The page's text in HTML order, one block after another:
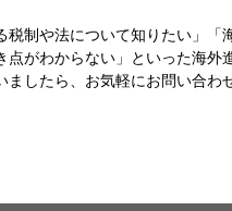
税制や法について知りたい」「
点がわからない」といった海外
ましたら、お気軽にお問い合わ